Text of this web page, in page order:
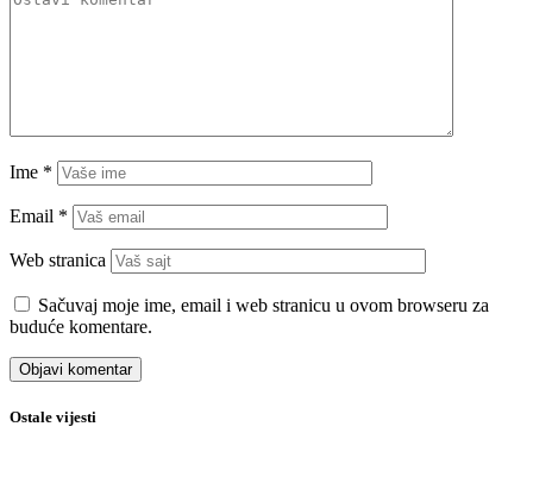
Ime *
Email *
Web stranica
Sačuvaj moje ime, email i web stranicu u ovom browseru za
buduće komentare.
Ostale vijesti